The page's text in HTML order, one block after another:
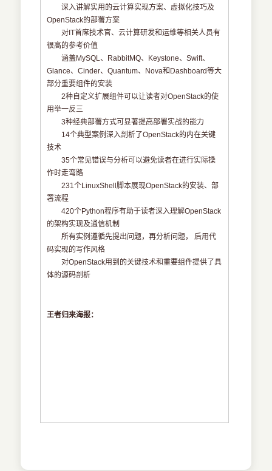
深入讲解实用的云计算实现方案、虚拟化技巧及
OpenStack的部署方案
对IT首席技术官、云计算研发和运维等相关人员有
很高的参考价值
涵盖MySQL、RabbitMQ、Keystone、Swift、
Glance、Cinder、Quantum、Nova和Dashboard等大
部分重要组件的安装
2种自定义扩展组件可以让读者对OpenStack的使
用举一反三
3种经典部署方式可显著提高部署实战的能力
14个典型案例深入剖析了OpenStack的内在关键
技术
35个常见错误与分析可以避免读者在进行实际操
作时走弯路
231个LinuxShell脚本展现OpenStack的安装、部
署流程
420个Python程序有助于读者深入理解OpenStack
的架构实现及通信机制
所有实例遵循先提出问题，再分析问题， 后用代
码实现的写作风格
对OpenStack用到的关键技术和重要组件提供了具
体的源码剖析
王者归来海报：